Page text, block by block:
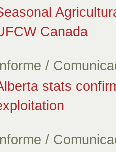
Canada
/
stats
/